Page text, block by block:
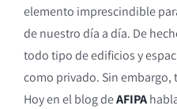
elemento imprescindible
de nuestro día a día. De
todo tipo de edificios y
como privado. Sin
Hoy en el blog deAFIPA